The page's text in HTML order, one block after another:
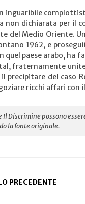
inguaribile
non dichiarata per il
del Medio Oriente.
1962, e
quel paese arabo, ha
fraternamente
precipitare del caso
ricchi affari con
Il Discrimine possono
la fonte originale.
PRECEDENTE